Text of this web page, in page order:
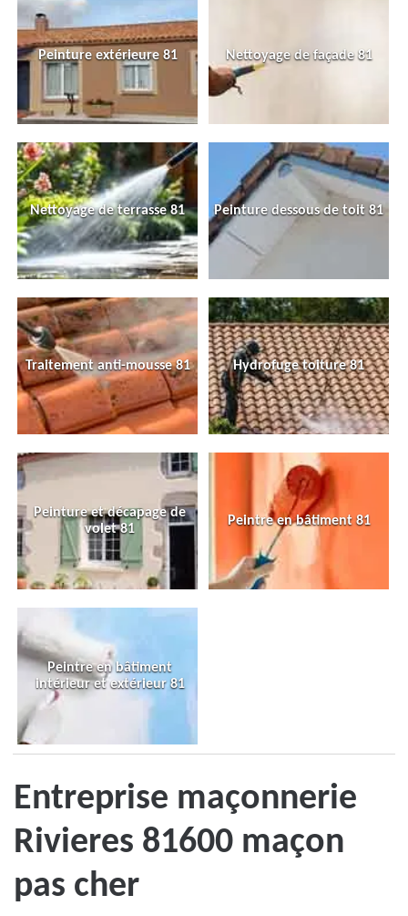
Peinture extérieure 81 Nettoyage de façade 81
Nettoyage de terrasse 81 Peinture dessous de toit 81
Traitement anti-mousse 81 Hydrofuge toiture 81
Peinture et décapage de
volet 81
Peintre en bâtiment 81
Peintre en bâtiment
intérieur et extérieur 81
Entreprise maçonnerie
Rivieres 81600 maçon
pas cher